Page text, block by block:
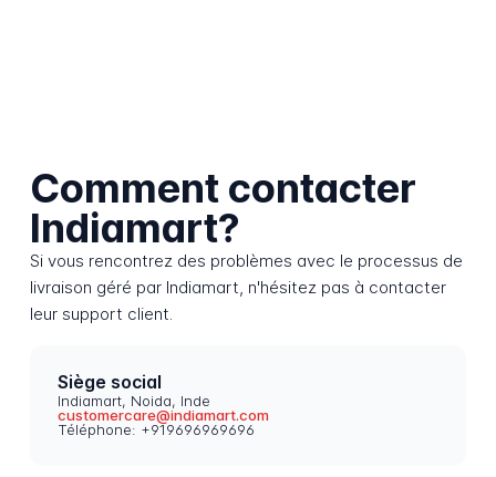
Comment contacter
Indiamart?
Si vous rencontrez des problèmes avec le processus de
livraison géré par Indiamart, n'hésitez pas à contacter
leur support client.
Siège social
Indiamart, Noida, Inde
customercare@indiamart.com
Téléphone: +919696969696